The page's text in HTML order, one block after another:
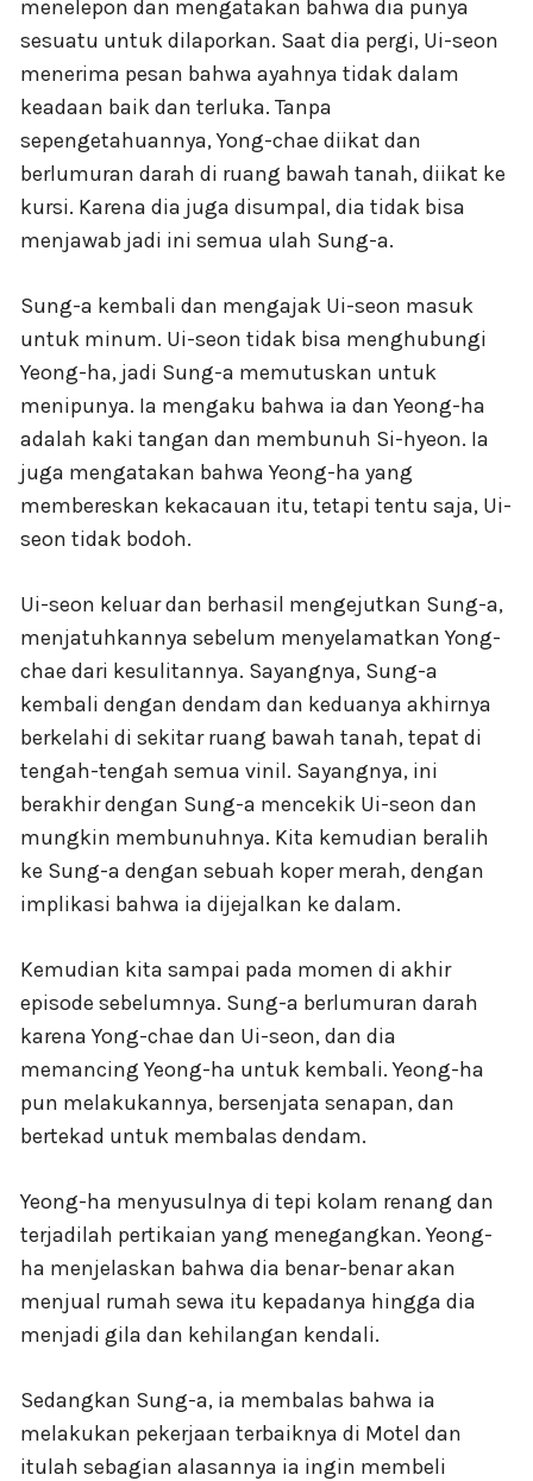
menelepon dan mengatakan bahwa dia punya
sesuatu untuk dilaporkan. Saat dia pergi, Ui-seon
menerima pesan bahwa ayahnya tidak dalam
keadaan baik dan terluka. Tanpa
sepengetahuannya, Yong-chae diikat dan
berlumuran darah di ruang bawah tanah, diikat ke
kursi. Karena dia juga disumpal, dia tidak bisa
menjawab jadi ini semua ulah Sung-a.
Sung-a kembali dan mengajak Ui-seon masuk
untuk minum. Ui-seon tidak bisa menghubungi
Yeong-ha, jadi Sung-a memutuskan untuk
menipunya. Ia mengaku bahwa ia dan Yeong-ha
adalah kaki tangan dan membunuh Si-hyeon. Ia
juga mengatakan bahwa Yeong-ha yang
membereskan kekacauan itu, tetapi tentu saja, Ui-
seon tidak bodoh.
Ui-seon keluar dan berhasil mengejutkan Sung-a,
menjatuhkannya sebelum menyelamatkan Yong-
chae dari kesulitannya. Sayangnya, Sung-a
kembali dengan dendam dan keduanya akhirnya
berkelahi di sekitar ruang bawah tanah, tepat di
tengah-tengah semua vinil. Sayangnya, ini
berakhir dengan Sung-a mencekik Ui-seon dan
mungkin membunuhnya. Kita kemudian beralih
ke Sung-a dengan sebuah koper merah, dengan
implikasi bahwa ia dijejalkan ke dalam.
Kemudian kita sampai pada momen di akhir
episode sebelumnya. Sung-a berlumuran darah
karena Yong-chae dan Ui-seon, dan dia
memancing Yeong-ha untuk kembali. Yeong-ha
pun melakukannya, bersenjata senapan, dan
bertekad untuk membalas dendam.
Yeong-ha menyusulnya di tepi kolam renang dan
terjadilah pertikaian yang menegangkan. Yeong-
ha menjelaskan bahwa dia benar-benar akan
menjual rumah sewa itu kepadanya hingga dia
menjadi gila dan kehilangan kendali.
Sedangkan Sung-a, ia membalas bahwa ia
melakukan pekerjaan terbaiknya di Motel dan
itulah sebagian alasannya ia ingin membeli